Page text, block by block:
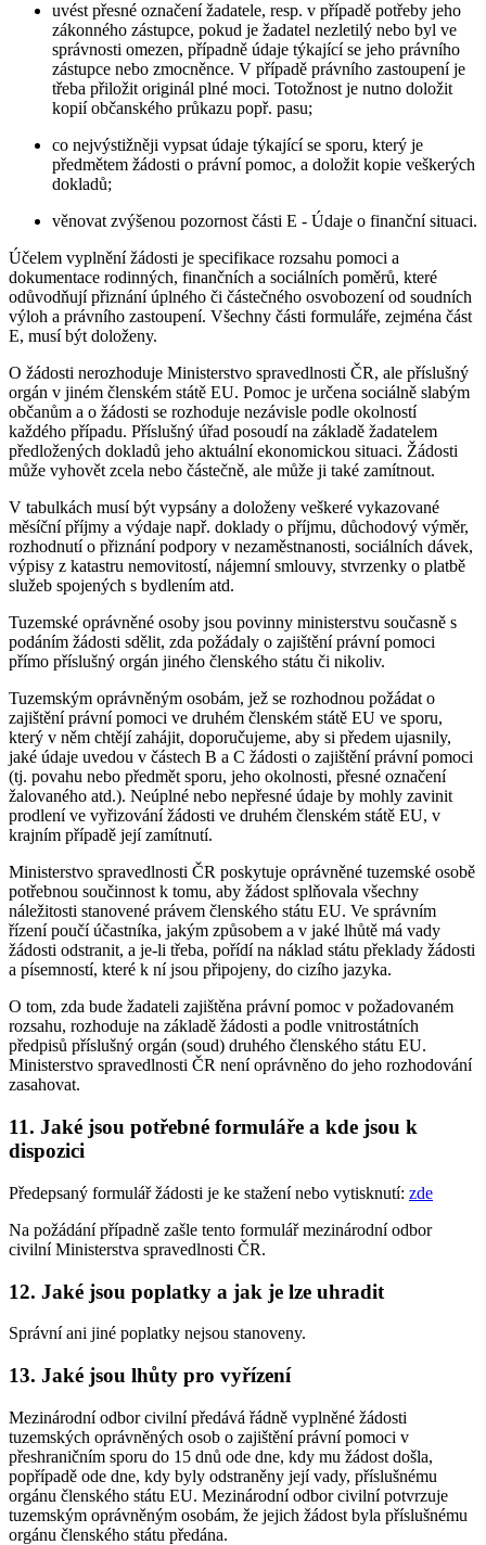
uvést přesné označení žadatele, resp. v případě potřeby jeho
zákonného zástupce, pokud je žadatel nezletilý nebo byl ve
správnosti omezen, případně údaje týkající se jeho právního
zástupce nebo zmocněnce. V případě právního zastoupení je
třeba přiložit originál plné moci. Totožnost je nutno doložit
kopií občanského průkazu popř. pasu;
co nejvýstižněji vypsat údaje týkající se sporu, který je
předmětem žádosti o právní pomoc, a doložit kopie veškerých
dokladů;
věnovat zvýšenou pozornost části E - Údaje o finanční situaci.
Účelem vyplnění žádosti je specifikace rozsahu pomoci a
dokumentace rodinných, finančních a sociálních poměrů, které
odůvodňují přiznání úplného či částečného osvobození od soudních
výloh a právního zastoupení. Všechny části formuláře, zejména část
E, musí být doloženy.
O žádosti nerozhoduje Ministerstvo spravedlnosti ČR, ale příslušný
orgán v jiném členském státě EU. Pomoc je určena sociálně slabým
občanům a o žádosti se rozhoduje nezávisle podle okolností
každého případu. Příslušný úřad posoudí na základě žadatelem
předložených dokladů jeho aktuální ekonomickou situaci. Žádosti
může vyhovět zcela nebo částečně, ale může ji také zamítnout.
V tabulkách musí být vypsány a doloženy veškeré vykazované
měsíční příjmy a výdaje např. doklady o příjmu, důchodový výměr,
rozhodnutí o přiznání podpory v nezaměstnanosti, sociálních dávek,
výpisy z katastru nemovitostí, nájemní smlouvy, stvrzenky o platbě
služeb spojených s bydlením atd.
Tuzemské oprávněné osoby jsou povinny ministerstvu současně s
podáním žádosti sdělit, zda požádaly o zajištění právní pomoci
přímo příslušný orgán jiného členského státu či nikoliv.
Tuzemským oprávněným osobám, jež se rozhodnou požádat o
zajištění právní pomoci ve druhém členském státě EU ve sporu,
který v něm chtějí zahájit, doporučujeme, aby si předem ujasnily,
jaké údaje uvedou v částech B a C žádosti o zajištění právní pomoci
(tj. povahu nebo předmět sporu, jeho okolnosti, přesné označení
žalovaného atd.). Neúplné nebo nepřesné údaje by mohly zavinit
prodlení ve vyřizování žádosti ve druhém členském státě EU, v
krajním případě její zamítnutí.
Ministerstvo spravedlnosti ČR poskytuje oprávněné tuzemské osobě
potřebnou součinnost k tomu, aby žádost splňovala všechny
náležitosti stanovené právem členského státu EU. Ve správním
řízení poučí účastníka, jakým způsobem a v jaké lhůtě má vady
žádosti odstranit, a je-li třeba, pořídí na náklad státu překlady žádosti
a písemností, které k ní jsou připojeny, do cizího jazyka.
O tom, zda bude žadateli zajištěna právní pomoc v požadovaném
rozsahu, rozhoduje na základě žádosti a podle vnitrostátních
předpisů příslušný orgán (soud) druhého členského státu EU.
Ministerstvo spravedlnosti ČR není oprávněno do jeho rozhodování
zasahovat.
11. Jaké jsou potřebné formuláře a kde jsou k
dispozici
Předepsaný formulář žádosti je ke stažení nebo vytisknutí: zde
Na požádání případně zašle tento formulář mezinárodní odbor
civilní Ministerstva spravedlnosti ČR.
12. Jaké jsou poplatky a jak je lze uhradit
Správní ani jiné poplatky nejsou stanoveny.
13. Jaké jsou lhůty pro vyřízení
Mezinárodní odbor civilní předává řádně vyplněné žádosti
tuzemských oprávněných osob o zajištění právní pomoci v
přeshraničním sporu do 15 dnů ode dne, kdy mu žádost došla,
popřípadě ode dne, kdy byly odstraněny její vady, příslušnému
orgánu členského státu EU. Mezinárodní odbor civilní potvrzuje
tuzemským oprávněným osobám, že jejich žádost byla příslušnému
orgánu členského státu předána.